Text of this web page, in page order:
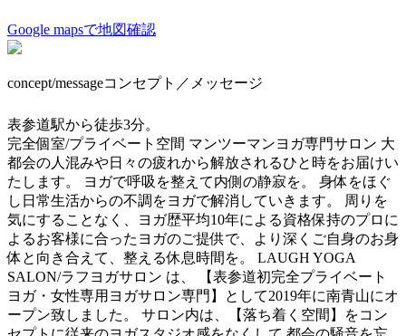
Google mapsで地図確認
concept/messageコンセプト／メッセージ
表参道駅から徒歩3分。
完全個室/プライベート空間 マンツーマンヨガ専門サロン 大
都会の人混みや日々の疲れから解放されるひと時をお届けい
たします。 ヨガで呼吸を整えて内側の静寂を。 身体をほぐ
し日常生活からの不調をヨガで解消していきます。 周りを
気にすることなく、ヨガ歴平均10年による資格保持のプロに
よるお客様に合ったヨガのご提供で、より深くご自身のお身
体と向き合えて、整える休息時間を。 LAUGH YOGA
SALON/ラフヨガサロン は、 【表参道初完全プライベート
ヨガ・女性専用ヨガサロン専門】として2019年に南青山にオ
ープン致しました。 サロン内は、【落ち着く空間】をコン